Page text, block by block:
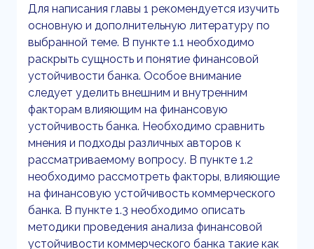
Для написания главы 1 рекомендуется изучить
основную и дополнительную литературу по
выбранной теме. В пункте 1.1 необходимо
раскрыть сущность и понятие финансовой
устойчивости банка. Особое внимание
следует уделить внешним и внутренним
факторам влияющим на финансовую
устойчивость банка. Необходимо сравнить
мнения и подходы различных авторов к
рассматриваемому вопросу. В пункте 1.2
необходимо рассмотреть факторы, влияющие
на финансовую устойчивость коммерческого
банка. В пункте 1.3 необходимо описать
методики проведения анализа финансовой
устойчивости коммерческого банка такие как